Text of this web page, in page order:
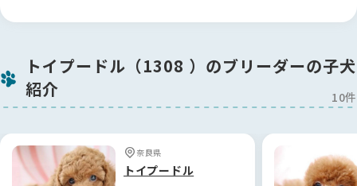
た。
お迎えしてからは大変なこともありましたが、今は本当に幸せ
な毎日です！ 一度、ケージの外に置いていたものを誤飲してし
まった際、パニックになりながらLINEをしたのですが、すぐに
返信をいただけて本当に救われました。お迎えから1週間は毎
日のようにお電話で相談に乗ってくださり、ここまで親身にな
ってくれる方は他にいないと思います。大東さんに出会えて本
当に良かったです🐕
トイプードル（1308 ）のブリーダーの子犬
紹介
10件
奈良県
トイプードル